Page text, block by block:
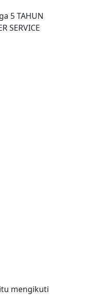
5 TAHUN
SERVICE
mengikuti